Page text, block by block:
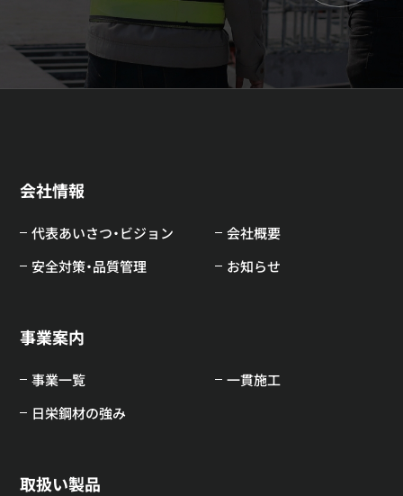
会社情報
代表あいさつ・ビジョン
会社概要
安全対策・品質管理
お知らせ
事業案内
事業一覧
一貫施工
日栄鋼材の強み
取扱い製品